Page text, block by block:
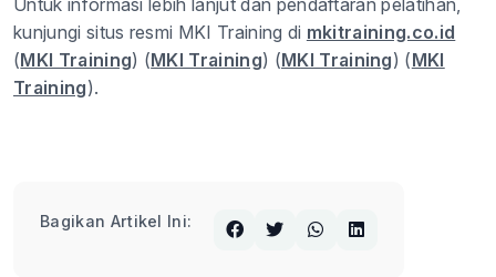
Untuk informasi lebih lanjut dan pendaftaran pelatihan,
kunjungi situs resmi MKI Training di mkitraining.co.id
(MKI Training)​​ (MKI Training)​​ (MKI Training)​​ (MKI
Training)​.
Bagikan Artikel Ini: